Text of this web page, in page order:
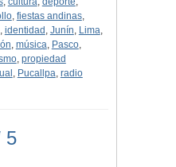
, fiestas andinas,
, identidad , Junín, Lima,
, música, Pasco,
, propiedad
, Pucallpa, radio
5